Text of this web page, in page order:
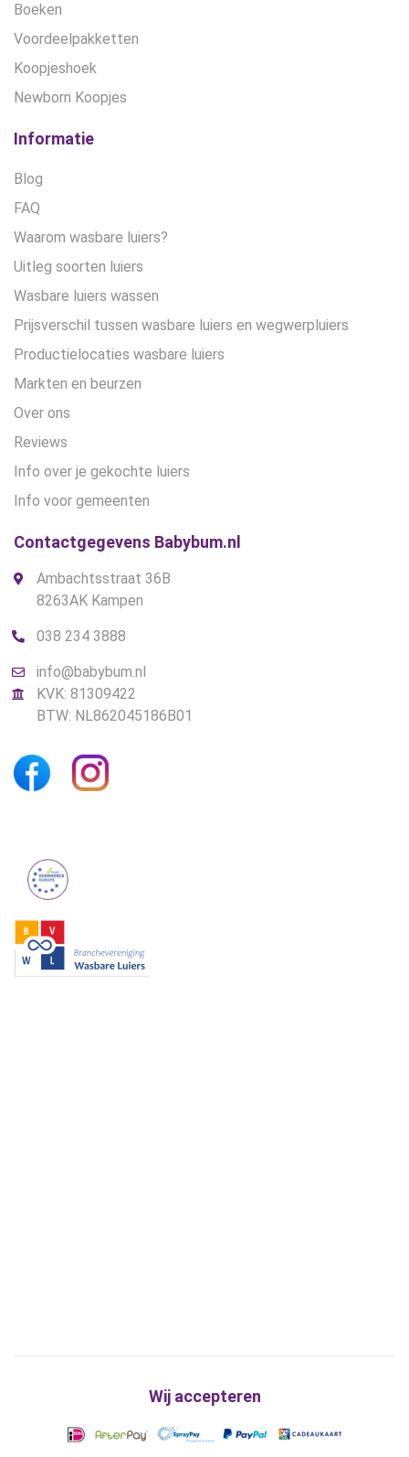
Boeken
Voordeelpakketten
Koopjeshoek
Newborn Koopjes
Informatie
Blog
FAQ
Waarom wasbare luiers?
Uitleg soorten luiers
Wasbare luiers wassen
Prijsverschil tussen wasbare luiers en wegwerpluiers
Productielocaties wasbare luiers
Markten en beurzen
Over ons
Reviews
Info over je gekochte luiers
Info voor gemeenten
Contactgegevens Babybum.nl
Ambachtsstraat 36B
8263AK Kampen
038 234 3888
info@babybum.nl
KVK: 81309422
BTW: NL862045186B01
Wij accepteren